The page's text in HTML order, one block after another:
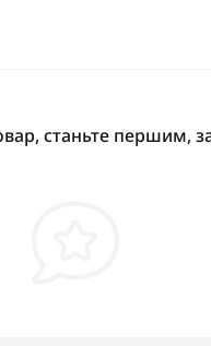
станьте першим,